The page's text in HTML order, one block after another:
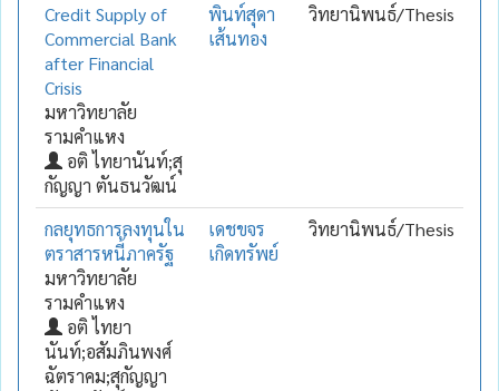
Credit Supply of
Commercial Bank
after Financial
Crisis
มหาวิทยาลัย
รามคำแหง
อติ ไทยานันท์;สุ
กัญญา ตันธนวัฒน์
พินท์สุดา
เส้นทอง
วิทยานิพนธ์/Thesis
กลยุทธการลงทุนใน
ตราสารหนี้ภาครัฐ
มหาวิทยาลัย
รามคำแหง
อติ ไทยา
นันท์;อสัมภินพงศ์
ฉัตราคม;สุกัญญา
เดชขจร
เกิดทรัพย์
วิทยานิพนธ์/Thesis